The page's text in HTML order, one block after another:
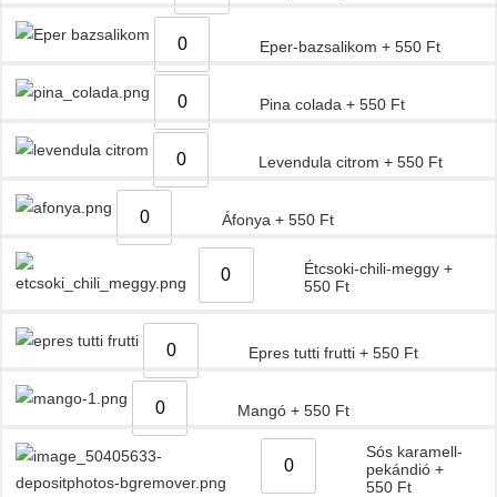
Eper-bazsalikom + 550 Ft
Pina colada + 550 Ft
Levendula citrom + 550 Ft
Áfonya + 550 Ft
Étcsoki-chili-meggy+
550 Ft
Epres tutti frutti + 550 Ft
Mangó + 550 Ft
Sós karamell-
pekándió +
550 Ft